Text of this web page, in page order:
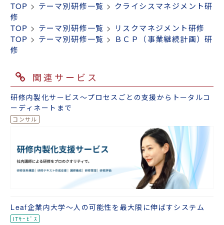
TOP > テーマ別研修一覧 > クライシスマネジメント研
修
TOP > テーマ別研修一覧 > リスクマネジメント研修
TOP > テーマ別研修一覧 > ＢＣＰ（事業継続計画）研
修
関連サービス
研修内製化サービス～プロセスごとの支援からトータルコ
ーディネートまで
Leaf企業内大学～人の可能性を最大限に伸ばすシステム